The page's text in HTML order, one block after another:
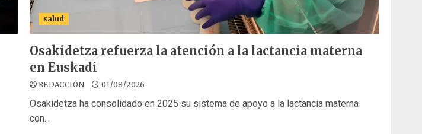
salud
Osakidetza refuerza la atención a la lactancia materna
en Euskadi
REDACCIÓN 01/08/2026
Osakidetza ha consolidado en 2025 su sistema de apoyo a la lactancia materna
con...